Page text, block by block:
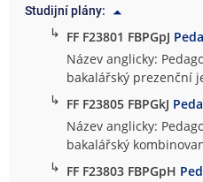
i
c
k
f
a
k
u
Studijní plány:
↳ FF F23801 FBPGpJ
Název anglicky:
bakalářský prezenční
↳ FF F23805 FBPGkJ
Název anglicky:
bakalářský
↳ FF F23803 FBPGpH